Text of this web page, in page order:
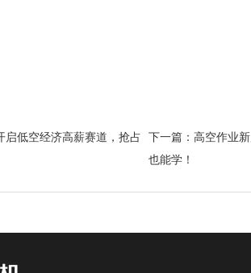
启低空经济高薪赛道，抢占
下一篇：高空作业
也能学！